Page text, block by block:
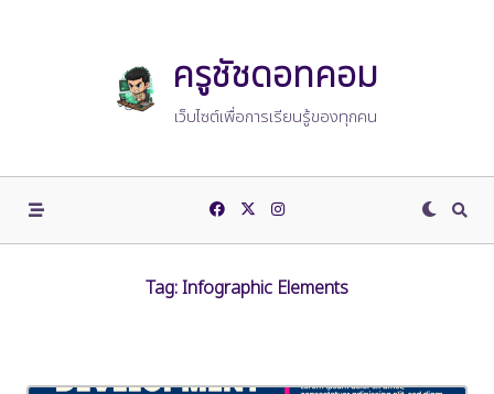
ครูชัชดอทคอม
เว็บไซต์เพื่อการเรียนรู้ของทุกคน
Tag:Infographic Elements